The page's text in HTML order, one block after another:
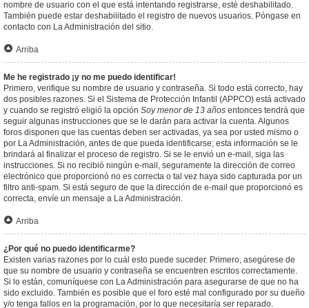
nombre de usuario con el que está intentando registrarse, esté deshabilitado.
También puede estar deshabilitado el registro de nuevos usuarios. Póngase en
contacto con La Administración del sitio.
Arriba
Me he registrado ¡y no me puedo identificar!
Primero, verifique su nombre de usuario y contraseña. Si todo está correcto, hay
dos posibles razones. Si el Sistema de Protección Infantil (APPCO) está activado
y cuando se registró eligió la opción Soy menor de 13 años entonces tendrá que
seguir algunas instrucciones que se le darán para activar la cuenta. Algunos
foros disponen que las cuentas deben ser activadas, ya sea por usted mismo o
por La Administración, antes de que pueda identificarse; esta información se le
brindará al finalizar el proceso de registro. Si se le envió un e-mail, siga las
instrucciones. Si no recibió ningún e-mail, seguramente la dirección de correo
electrónico que proporcionó no es correcta o tal vez haya sido capturada por un
filtro anti-spam. Si está seguro de que la dirección de e-mail que proporcionó es
correcta, envíe un mensaje a La Administración.
Arriba
¿Por qué no puedo identificarme?
Existen varias razones por lo cuál esto puede suceder. Primero, asegúrese de
que su nombre de usuario y contraseña se encuentren escritos correctamente.
Si lo están, comuníquese con La Administración para asegurarse de que no ha
sido excluido. También es posible que el foro esté mal configurado por su dueño
y/o tenga fallos en la programación, por lo que necesitaría ser reparado.